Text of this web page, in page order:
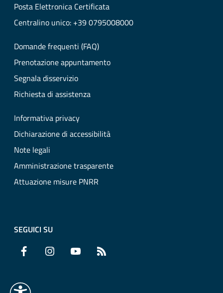
Posta Elettronica Certificata
Centralino unico: +39 0795008000
Domande frequenti (FAQ)
Prenotazione appuntamento
Segnala disservizio
Richiesta di assistenza
Informativa privacy
Dichiarazione di accessibilità
Note legali
Amministrazione trasparente
Attuazione misure PNRR
SEGUICI SU
Facebook Instagram YouTube